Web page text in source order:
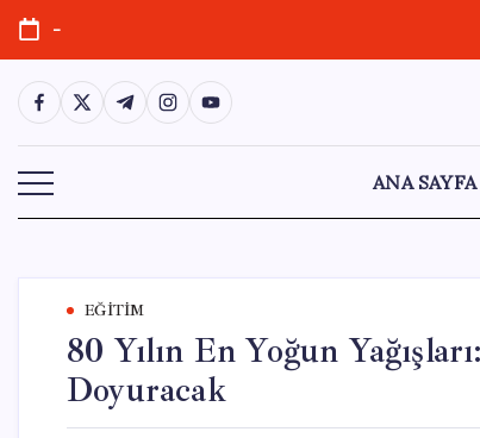
Skip
content
-
https://www.facebook.com/
https://twitter.com/
https://t.me/
https://www.instagram.com/
https://youtube.com/
ANA SAYFA
EĞITIM
80 Yılın En Yoğun
Doyuracak